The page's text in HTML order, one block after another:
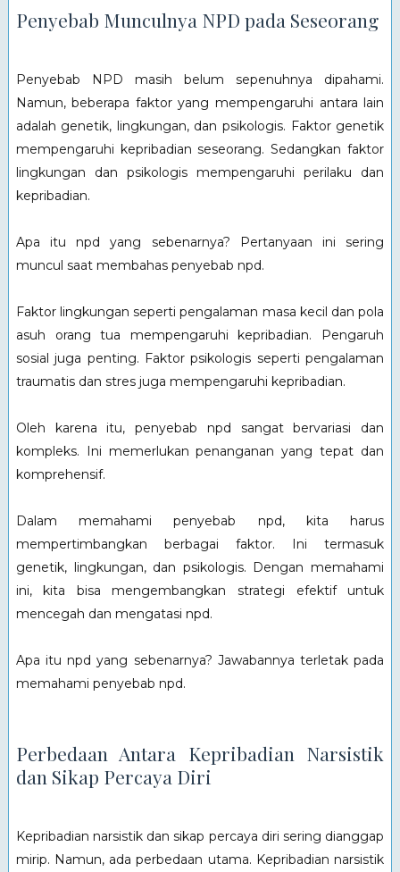
Penyebab Munculnya NPD pada Seseorang
Penyebab NPD masih belum sepenuhnya dipahami.
Namun, beberapa faktor yang mempengaruhi antara lain
adalah genetik, lingkungan, dan psikologis. Faktor genetik
mempengaruhi kepribadian seseorang. Sedangkan faktor
lingkungan dan psikologis mempengaruhi perilaku dan
kepribadian.
Apa itu npd yang sebenarnya? Pertanyaan ini sering
muncul saat membahas penyebab npd.
Faktor lingkungan seperti pengalaman masa kecil dan pola
asuh orang tua mempengaruhi kepribadian. Pengaruh
sosial juga penting. Faktor psikologis seperti pengalaman
traumatis dan stres juga mempengaruhi kepribadian.
Oleh karena itu, penyebab npd sangat bervariasi dan
kompleks. Ini memerlukan penanganan yang tepat dan
komprehensif.
Dalam memahami penyebab npd, kita harus
mempertimbangkan berbagai faktor. Ini termasuk
genetik, lingkungan, dan psikologis. Dengan memahami
ini, kita bisa mengembangkan strategi efektif untuk
mencegah dan mengatasi npd.
Apa itu npd yang sebenarnya? Jawabannya terletak pada
memahami penyebab npd.
Perbedaan Antara Kepribadian Narsistik
dan Sikap Percaya Diri
Kepribadian narsistik dan sikap percaya diri sering dianggap
mirip. Namun, ada perbedaan utama. Kepribadian narsistik